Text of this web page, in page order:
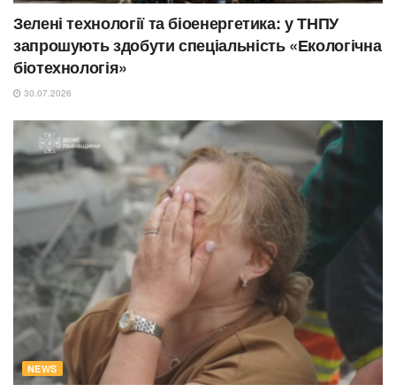
Зелені технології та біоенергетика: у ТНПУ
запрошують здобути спеціальність «Екологічна
біотехнологія»
30.07.2026
NEWS